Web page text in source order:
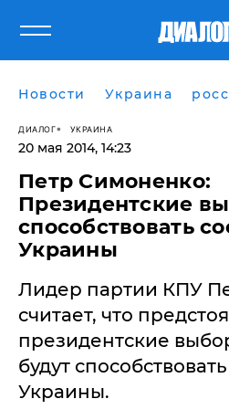
Новости Украина
ДИАЛОГ УКРАИНА
20 мая 2014, 14:23
Петр Симоненко:
Президентские
способствовать
Украины
Лидер партии КПУ
считает, что
президентские
будут
Украины.